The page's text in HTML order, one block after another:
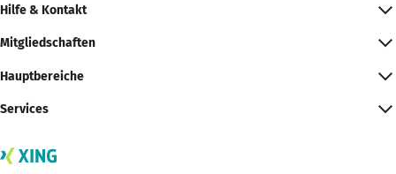
Hilfe & Kontakt
Mitgliedschaften
Hauptbereiche
Services